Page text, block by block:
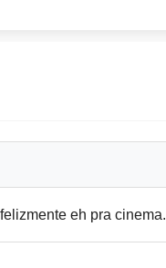
eh pra cinema.